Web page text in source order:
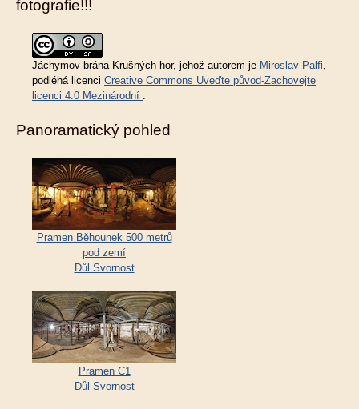
fotografie!!!
Jáchymov-brána Krušných hor, jehož autorem je Miroslav Palfi
podléhá licenci Creative Commons Uveďte původ-Zachovejte
licenci 4.0 Mezinárodní
Panoramatický pohled
Pramen Běhounek 500 metrů
pod zemí
Důl Svornost
Pramen C1
Důl Svornost